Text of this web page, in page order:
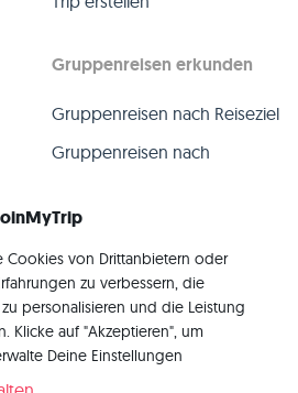
Gruppenreisen erkunden
Gruppenreisen nach Reiseziel
Gruppenreisen nach
Alle Gruppenreisen
Vergangene Gruppenreisen
Alle Kategorien
Cookies von Drittanbietern oder
zu verbessern, die
personalisieren und die Leistung
Klicke auf "Akzeptieren", um
Deine Einstellungen